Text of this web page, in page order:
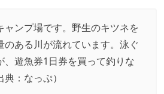
ャンプ場です。野生のキツネを
のある川が流れています。泳ぐ
、遊魚券1日券を買って釣りな
： なっぷ）